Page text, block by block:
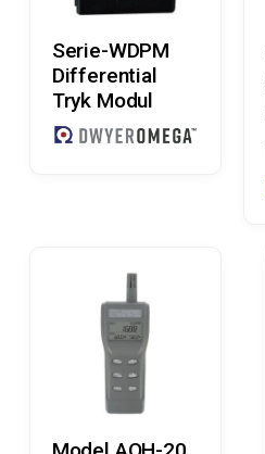
Serie-WDPM
Differential
Tryk Modul
Læs Mere